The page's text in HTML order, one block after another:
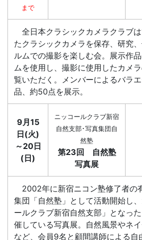
まで
全日本クラシックカメラクラブ
たクラシックカメラを保存、研究
ルムでの撮影を楽しむ会。展示作
ムを使用し、撮影に使用したカメ
覧いただく。メンバーによるバラ
品、約50点を展示。
9月15
日(火)
～20日
(日)
ニッコールクラブ新宿
自然支部･写真集団自
然塾
第23回 自然塾
写真展
2002年に新宿ニコン塾修了者の
集団「自然塾」として活動開始し
ールクラブ新宿自然支部」となっ
催している写真展。自然風景やネ
など、会員9名と顧間講師による自